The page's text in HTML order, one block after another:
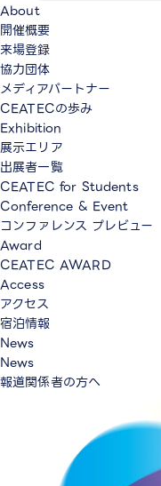
About
開催概要
来場登録
協力団体
メディアパートナー
CEATECの歩み
Exhibition
展示エリア
出展者一覧
CEATEC for Students
Conference & Event
コンファレンス プレビュー
Award
CEATEC AWARD
Access
アクセス
宿泊情報
News
News
報道関係者の方へ